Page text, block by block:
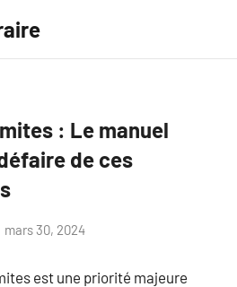
: Le manuel
de ces
mars 30, 2024
est une priorité majeure